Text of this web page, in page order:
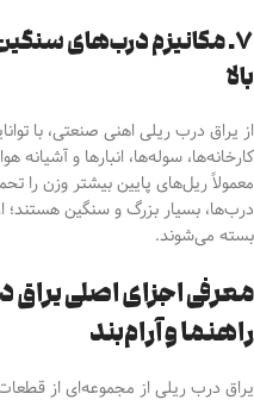
۷. مکانیزم درب‌های
بالا
از یراق درب ریلی اهنی صنعتی، با
کارخانه‌ها، سوله‌ها، انبارها و
معمولاً ریل‌های پایین بیشتر وزن را
درب‌ها، بسیار بزرگ و سنگین هستند؛
بسته می‌شوند.
معرفی اجزای اصلی یراق
راهنما و آرام‌بند
یراق درب ریلی از مجموعه‌ای از